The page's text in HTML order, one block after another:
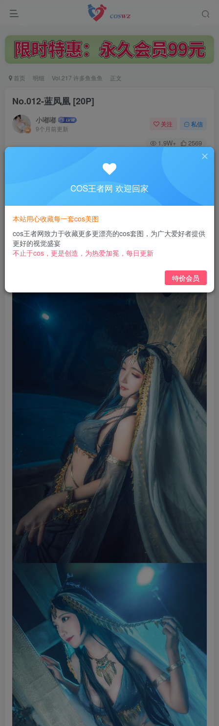
首页 明细 Vol.217 许多鱼鱼鱼 正文
No.012-蓝凤凰 [20P]
小嘟嘟
9个月前更新
关注 私信
1.9W+ 2569
此内容为付费阅读，请付费后查看
3
黄金会员免费 钻石会员 免费
立即购买
COS王者网 欢迎回家
本站用心收藏每一套cos美图
cos王者网致力于收藏更多更漂亮的cos套图，为广大爱好者提供
更好的视觉盛宴
不止于cos，更是创造，为热爱加冕，每日更新
特价会员